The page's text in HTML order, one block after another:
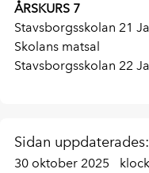
ÅRSKURS 7
Stavsborgsskolan 21
Skolans matsal
Stavsborgsskolan 22
Sidan uppdaterades:
30 oktober 2025